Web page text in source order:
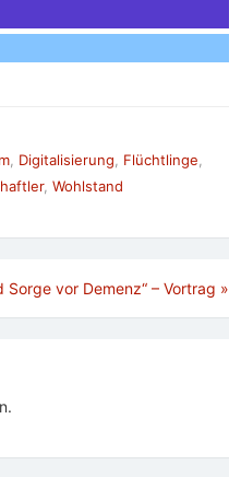
, Digitalisierung, Flüchtlinge,
, Wohlstand
Sorge vor Demenz“ – Vortrag »